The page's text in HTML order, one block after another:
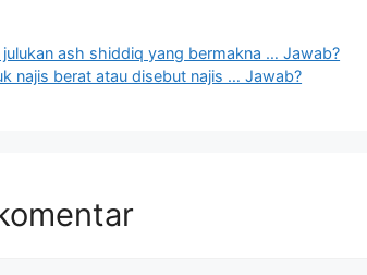
ash shiddiq yang bermakna … Jawab?
najis berat atau disebut najis … Jawab?